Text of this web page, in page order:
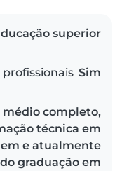
superior
Sim
médio completo,
técnica em
e atualmente
graduação em